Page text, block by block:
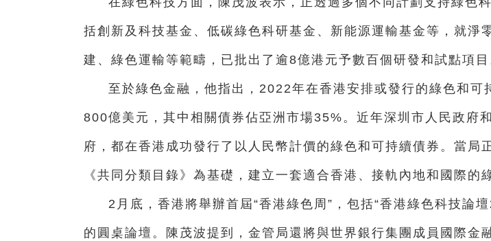
括創新及科技基金、低碳綠色科研基金、新能源運輸基金等，就淨
建、綠色運輸等範疇，已批出了逾8億港元予數百個研發和試點項目
至於綠色金融，他指出，2022年在香港安排或發行的綠色和可
800億美元，其中相關債券佔亞洲市場35%。近年深圳市人民政府
府，都在香港成功發行了以人民幣計價的綠色和可持續債券。當局
《共同分類目錄》為基礎，建立一套適合香港、接軌內地和國際的
2月底，香港將舉辦首屆“香港綠色周”，包括“香港綠色科技論
的圓桌論壇。陳茂波提到，金管局還將與世界銀行集團成員國際金